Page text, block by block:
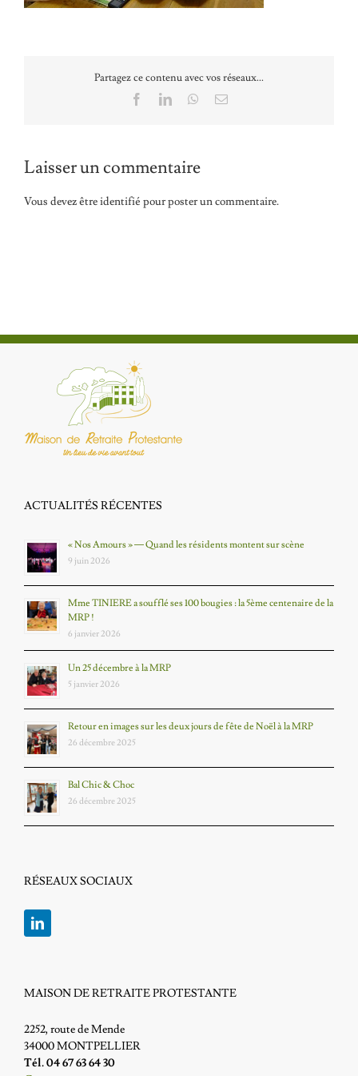
Partagez ce contenu avec vos réseaux...
FacebookLinkedInWhatsApp
Email
Laisser un commentaire
Vous devez êtreidentifié pour poster un commentaire.
ACTUALITÉS RÉCENTES
« Nos Amours » — Quand les résidents montent sur scène
9 juin 2026
Mme TINIERE a soufflé ses 100 bougies : la 5ème centenaire de la
MRP !
6 janvier 2026
Un 25 décembre à la MRP
5 janvier 2026
Retour en images sur les deux jours de fête de Noël à la MRP
26 décembre 2025
Bal Chic & Choc
26 décembre 2025
RÉSEAUX SOCIAUX
MAISON DE RETRAITE PROTESTANTE
2252, route de Mende
34000 MONTPELLIER
Tél. 04 67 63 64 30